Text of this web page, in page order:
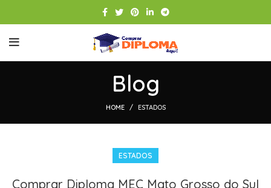
Blog
HOME ESTADOS
ESTADOS
Comprar Diploma MEC Mato Grosso do Sul